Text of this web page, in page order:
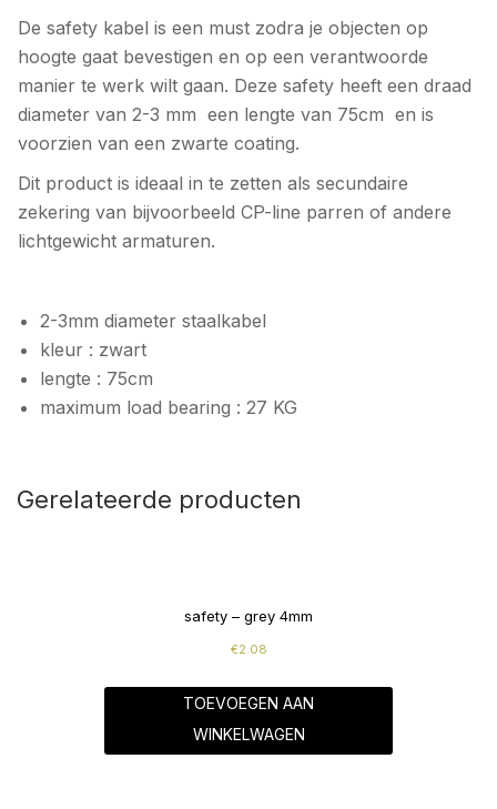
De safety kabel is een must zodra je objecten op
hoogte gaat bevestigen en op een verantwoorde
manier te werk wilt gaan. Deze safety heeft een draad
diameter van 2-3 mm een lengte van 75cm en is
voorzien van een zwarte coating.
Dit product is ideaal in te zetten als secundaire
zekering van bijvoorbeeld CP-line parren of andere
lichtgewicht armaturen.
2-3mm diameter staalkabel
kleur : zwart
lengte : 75cm
maximum load bearing : 27 KG
Gerelateerde producten
safety – grey 4mm
€2.08
TOEVOEGEN AAN
WINKELWAGEN